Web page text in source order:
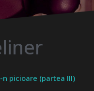
picioare (partea III)